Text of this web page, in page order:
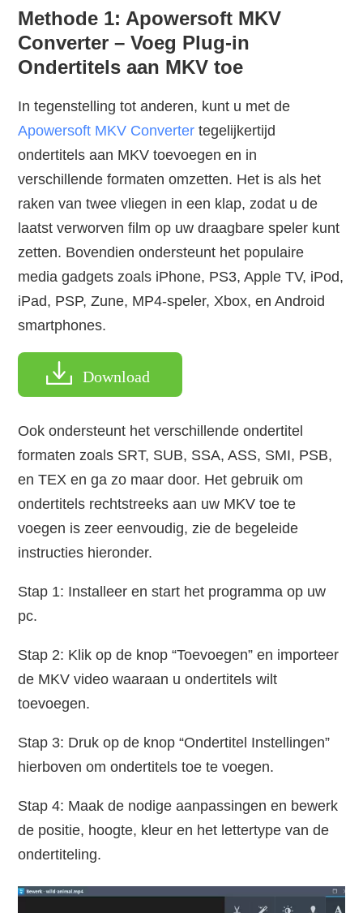
Methode 1: Apowersoft MKV
Converter – Voeg Plug-in
Ondertitels aan MKV toe
In tegenstelling tot anderen, kunt u met de
Apowersoft MKV Converter tegelijkertijd
ondertitels aan MKV toevoegen en in
verschillende formaten omzetten. Het is als het
raken van twee vliegen in een klap, zodat u de
laatst verworven film op uw draagbare speler kunt
zetten. Bovendien ondersteunt het populaire
media gadgets zoals iPhone, PS3, Apple TV, iPod,
iPad, PSP, Zune, MP4-speler, Xbox, en Android
smartphones.
Download
Ook ondersteunt het verschillende ondertitel
formaten zoals SRT, SUB, SSA, ASS, SMI, PSB,
en TEX en ga zo maar door. Het gebruik om
ondertitels rechtstreeks aan uw MKV toe te
voegen is zeer eenvoudig, zie de begeleide
instructies hieronder.
Stap 1: Installeer en start het programma op uw
pc.
Stap 2: Klik op de knop “Toevoegen” en importeer
de MKV video waaraan u ondertitels wilt
toevoegen.
Stap 3: Druk op de knop “Ondertitel Instellingen”
hierboven om ondertitels toe te voegen.
Stap 4: Maak de nodige aanpassingen en bewerk
de positie, hoogte, kleur en het lettertype van de
ondertiteling.